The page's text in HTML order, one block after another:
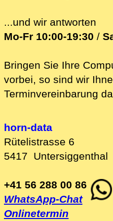
...und wir antworten
Mo-Fr 10:00-19:30 /
Bringen Sie Ihre
vorbei, so sind wir
Terminvereinbarung
horn-data
Rütelistrasse 6
5417 Untersiggenthal
+41 56 288 00 86
WhatsApp-Chat
Onlinetermin